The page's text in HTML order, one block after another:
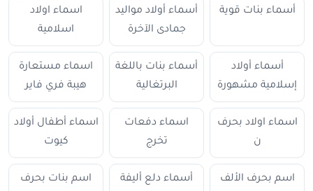
أسماء بنات قوية
أسماء أولاد مواليد
جمادى الآخرة
اسماء اولاد
اسلامية
أسماء أولاد
إسلامية مشهورة
أسماء بنات باللغة
البرتغالية
اسماء مستعارة
هيبة فري فاير
اسماء اولاد بحرف
ن
اسماء دفعات
تخرج
اسماء أطفال أولاد
كيوت
اسم بحرف الألف
أسماء دلع أليفة
اسم بنات بحرف